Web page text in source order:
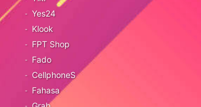
Yes24
Klook
FPT Shop
Fado
CellphoneS
Fahasa